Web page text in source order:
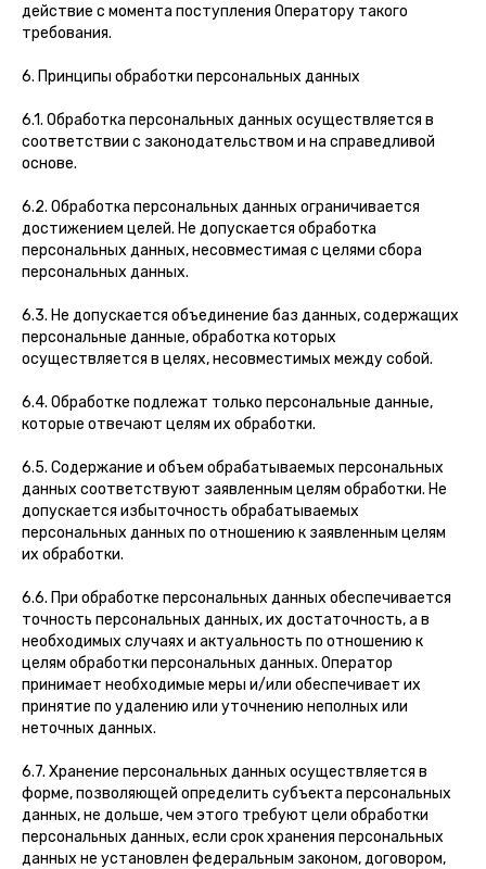
действие с момента поступления Оператору такого
требования.
6. Принципы обработки персональных данных
6.1. Обработка персональных данных осуществляется в
соответствии с законодательством и на справедливой
основе.
6.2. Обработка персональных данных ограничивается
достижением целей. Не допускается обработка
персональных данных, несовместимая с целями сбора
персональных данных.
6.3. Не допускается объединение баз данных, содержащих
персональные данные, обработка которых
осуществляется в целях, несовместимых между собой.
6.4. Обработке подлежат только персональные данные,
которые отвечают целям их обработки.
6.5. Содержание и объем обрабатываемых персональных
данных соответствуют заявленным целям обработки. Не
допускается избыточность обрабатываемых
персональных данных по отношению к заявленным целям
их обработки.
6.6. При обработке персональных данных обеспечивается
точность персональных данных, их достаточность, а в
необходимых случаях и актуальность по отношению к
целям обработки персональных данных. Оператор
принимает необходимые меры и/или обеспечивает их
принятие по удалению или уточнению неполных или
неточных данных.
6.7. Хранение персональных данных осуществляется в
форме, позволяющей определить субъекта персональных
данных, не дольше, чем этого требуют цели обработки
персональных данных, если срок хранения персональных
данных не установлен федеральным законом, договором,